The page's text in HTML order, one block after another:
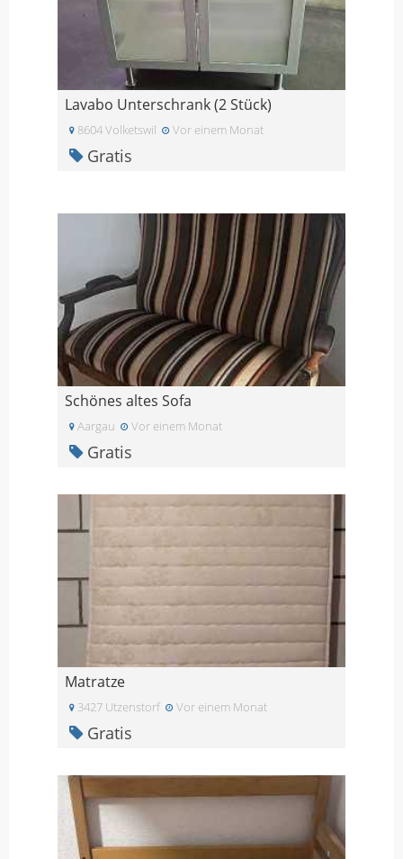
Lavabo Unterschrank (2 Stück)
8604 Volketswil Vor einem Monat
Gratis
Schönes altes Sofa
Aargau Vor einem Monat
Gratis
Matratze
3427 Utzenstorf Vor einem Monat
Gratis